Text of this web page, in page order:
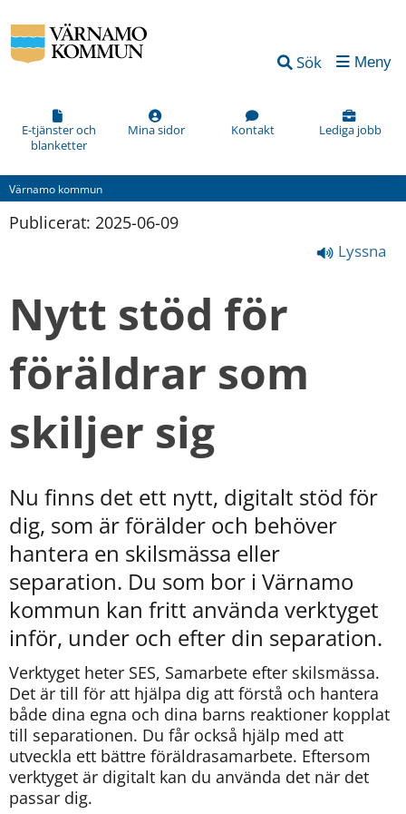
Sök Meny
E-tjänster och
blanketter
Mina sidor Kontakt Lediga jobb
Värnamo kommun
Publicerat: 2025-06-09
Lyssna
Nytt stöd för
föräldrar som
skiljer sig
Nu finns det ett nytt, digitalt stöd för
dig, som är förälder och behöver
hantera en skilsmässa eller
separation. Du som bor i Värnamo
kommun kan fritt använda verktyget
inför, under och efter din separation.
Verktyget heter SES, Samarbete efter skilsmässa.
Det är till för att hjälpa dig att förstå och hantera
både dina egna och dina barns reaktioner kopplat
till separationen. Du får också hjälp med att
utveckla ett bättre föräldrasamarbete. Eftersom
verktyget är digitalt kan du använda det när det
passar dig.